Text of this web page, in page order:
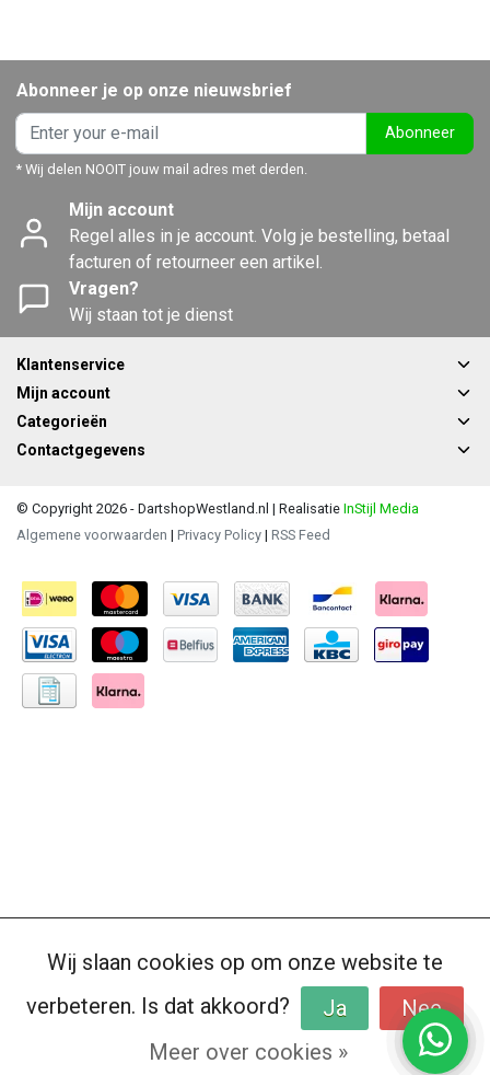
Abonneer je op onze nieuwsbrief
Abonneer
* Wij delen NOOIT jouw mail adres met derden.
Mijn account
Regel alles in je account. Volg je bestelling, betaal
facturen of retourneer een artikel.
Vragen?
Wij staan tot je dienst
Klantenservice
Mijn account
Categorieën
Contactgegevens
© Copyright 2026 - DartshopWestland.nl | Realisatie InStijl Media
Algemene voorwaarden | Privacy Policy | RSS Feed
Wij slaan cookies op om onze website te
verbeteren. Is dat akkoord?
Ja
Nee
Meer over cookies »